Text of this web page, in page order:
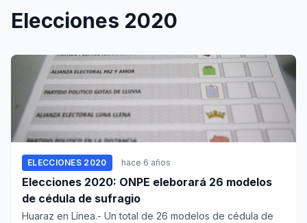
Elecciones 2020
ELECCIONES 2020 hace 6 años
Elecciones 2020: ONPE eleborará 26 modelos
de cédula de sufragio
Huaraz en Línea.- Un total de 26 modelos de cédula de